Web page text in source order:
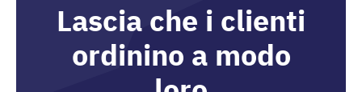
Lascia che i clienti
ordinino a modo